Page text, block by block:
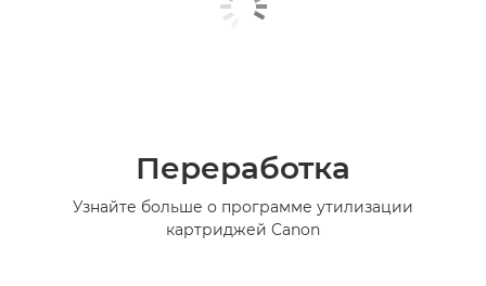
Переработка
Узнайте больше о программе утилизации
картриджей Canon